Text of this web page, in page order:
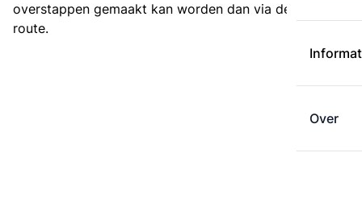
Over
overstappen gemaakt kan worden dan via de kortste
route.